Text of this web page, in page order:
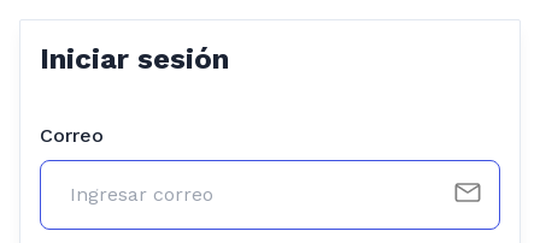
Iniciar sesión
Correo